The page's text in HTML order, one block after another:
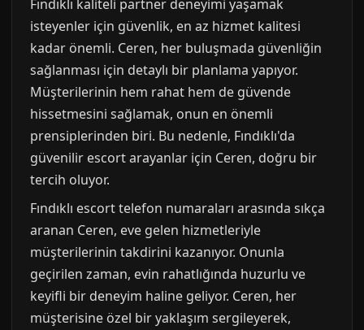
Fındıklı kaliteli partner deneyimi yaşamak
isteyenler için güvenlik, en az hizmet kalitesi
kadar önemli. Ceren, her buluşmada güvenliğin
sağlanması için detaylı bir planlama yapıyor.
Müşterilerinin hem rahat hem de güvende
hissetmesini sağlamak, onun en önemli
prensiplerinden biri. Bu nedenle, Fındıklı'da
güvenilir escort arayanlar için Ceren, doğru bir
tercih oluyor.
Fındıklı escort telefon numaraları arasında sıkça
aranan Ceren, eve gelen hizmetleriyle
müşterilerinin takdirini kazanıyor. Onunla
geçirilen zaman, evin rahatlığında huzurlu ve
keyifli bir deneyim haline geliyor. Ceren, her
müşterisine özel bir yaklaşım sergileyerek,